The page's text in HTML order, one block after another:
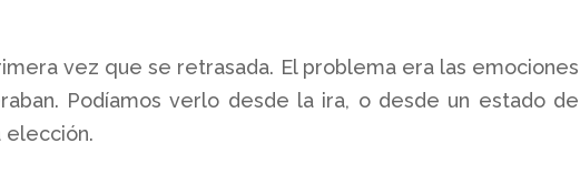
vez que se retrasada. El problema era las emociones
Podíamos verlo desde la ira, o desde un estado de
elección.